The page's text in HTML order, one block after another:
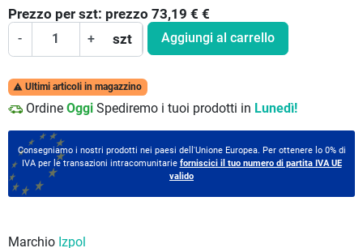
Prezzo per szt: prezzo 73,19 € €
- + szt Aggiungi al carrello
 Ultimi articoli in magazzino
Ordine Oggi Spediremo i tuoi prodotti in Lunedì!
Consegniamo i nostri prodotti nei paesi dell'Unione Europea. Per ottenere lo 0% di
IVA per le transazioni intracomunitarie forniscici il tuo numero di partita IVA UE
valido
Marchio Izpol